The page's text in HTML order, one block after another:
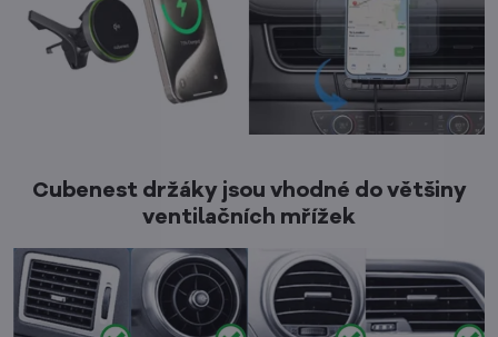
Cubenest držáky jsou vhodné do většiny
ventilačních mřížek